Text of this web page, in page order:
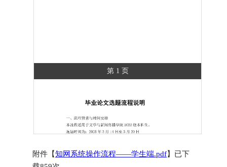
第 1 页
附件【知网系统操作流程——学生端.pdf】已下